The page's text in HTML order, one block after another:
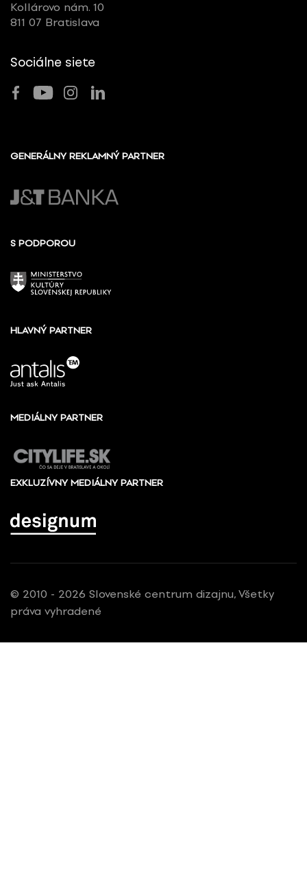
Kollárovo nám. 10
811 07 Bratislava
Sociálne siete
GENERÁLNY REKLAMNÝ PARTNER
S PODPOROU
HLAVNÝ PARTNER
MEDIÁLNY PARTNER
EXKLUZÍVNY MEDIÁLNY PARTNER
© 2010 - 2026 Slovenské centrum dizajnu, Všetky
práva vyhradené